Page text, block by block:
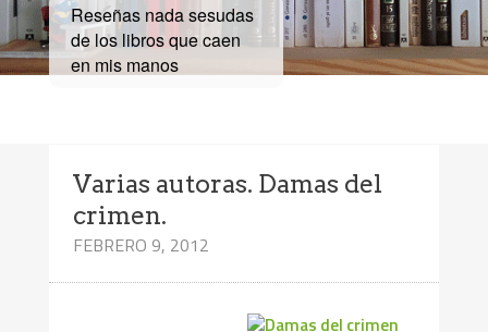
Reseñas nada sesudas
de los libros que caen
en mis manos
Varias autoras. Damas del
crimen.
FEBRERO 9, 2012